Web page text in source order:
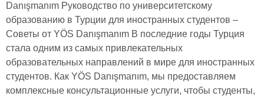
Danışmanım Руководство по университетскому
образованию в Турции для иностранных студентов –
Советы от YÖS Danışmanım В последние годы Турция
стала одним из самых привлекательных
образовательных направлений в мире для иностранных
студентов. Как YÖS Danışmanım, мы предоставляем
комплексные консультационные услуги, чтобы студенты,